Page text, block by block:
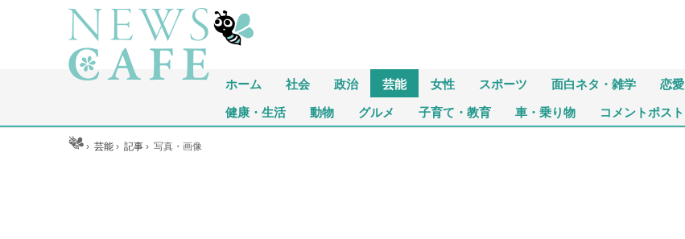
ホーム 社会 政治 芸能 女性 スポーツ 面白ネタ・雑学 恋愛
健康・生活 動物 グルメ 子育て・教育 車・乗り物 コメントポスト
ホーム ›芸能 ›記事 ›写真・画像